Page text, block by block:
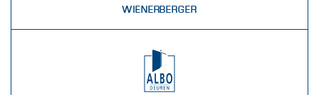
WIENERBERGER